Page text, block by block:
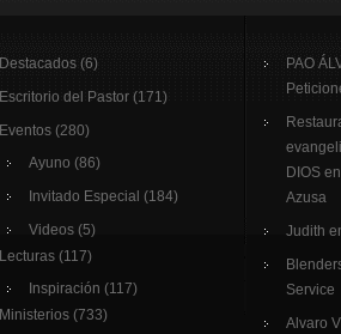
Destacados (6)
Escritorio del Pastor (171)
Eventos (280)
Ayuno (86)
Invitado Especial (184)
Videos (5)
Lecturas (117)
Inspiración (117)
Ministerios (733)
PAO
DIOS en
Azusa
Judith
Service
Alvaro